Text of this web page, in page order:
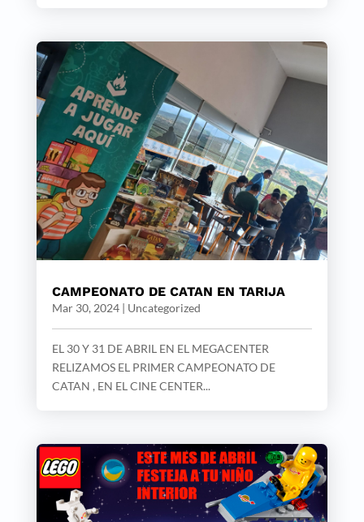
CAMPEONATO DE CATAN EN TARIJA
Mar 30, 2024| Uncategorized
EL 30 Y 31 DE ABRIL EN EL MEGACENTER
RELIZAMOS EL PRIMER CAMPEONATO DE
CATAN , EN EL CINE CENTER...